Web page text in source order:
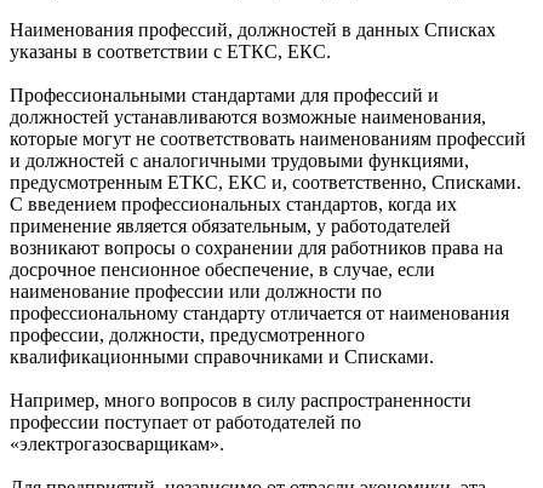
Наименования профессий, должностей в данных Списках
указаны в соответствии с ЕТКС, ЕКС.
Профессиональными стандартами для профессий и
должностей устанавливаются возможные наименования,
которые могут не соответствовать наименованиям профессий
и должностей с аналогичными трудовыми функциями,
предусмотренным ЕТКС, ЕКС и, соответственно, Списками.
С введением профессиональных стандартов, когда их
применение является обязательным, у работодателей
возникают вопросы о сохранении для работников права на
досрочное пенсионное обеспечение, в случае, если
наименование профессии или должности по
профессиональному стандарту отличается от наименования
профессии, должности, предусмотренного
квалификационными справочниками и Списками.
Например, много вопросов в силу распространенности
профессии поступает от работодателей по
«электрогазосварщикам».